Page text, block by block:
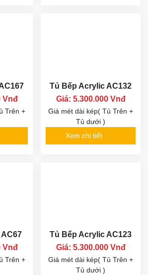
Vnđ
Trên +
Tủ Bếp Acrylic AC132
Giá: 5.300.000 Vnđ
Giá mét dài kép( Tủ Trên +
Tủ dưới )
Xem chi tiết
Vnđ
Trên +
Tủ Bếp Acrylic AC123
Giá: 5.300.000 Vnđ
Giá mét dài kép( Tủ Trên +
Tủ dưới )